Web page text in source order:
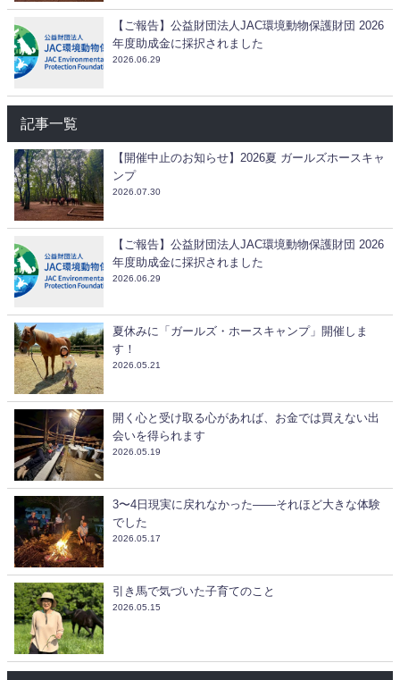
【ご報告】公益財団法人JAC環境動物保護財団 2026
年度助成金に採択されました
2026.06.29
記事一覧
【開催中止のお知らせ】2026夏 ガールズホースキャ
ンプ
2026.07.30
【ご報告】公益財団法人JAC環境動物保護財団 2026
年度助成金に採択されました
2026.06.29
夏休みに「ガールズ・ホースキャンプ」開催しま
す！
2026.05.21
開く心と受け取る心があれば、お金では買えない出
会いを得られます
2026.05.19
3〜4日現実に戻れなかった——それほど大きな体験
でした
2026.05.17
引き馬で気づいた子育てのこと
2026.05.15